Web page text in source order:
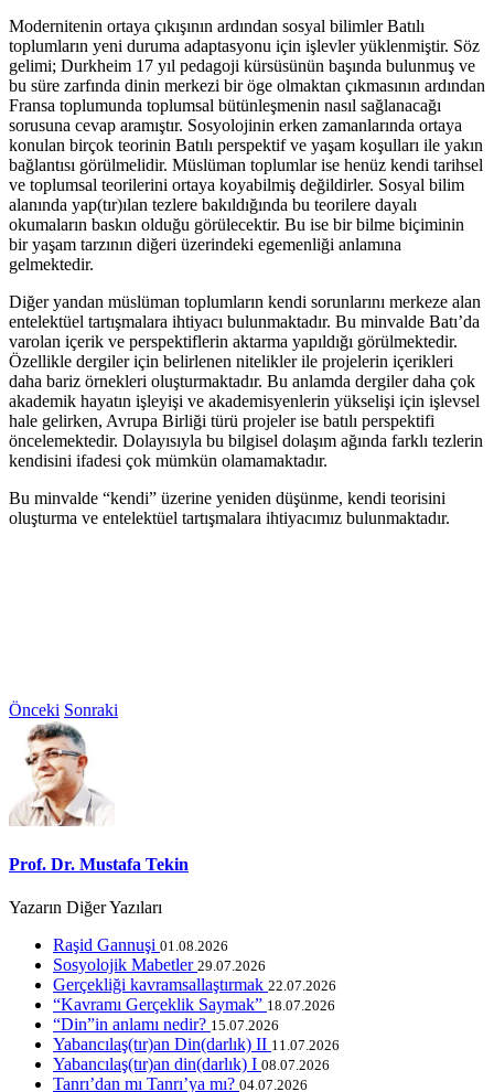
Modernitenin ortaya çıkışının ardından sosyal bilimler Batılı
toplumların yeni duruma adaptasyonu için işlevler yüklenmiştir. Söz
gelimi; Durkheim 17 yıl pedagoji kürsüsünün başında bulunmuş ve
bu süre zarfında dinin merkezi bir öge olmaktan çıkmasının ardından
Fransa toplumunda toplumsal bütünleşmenin nasıl sağlanacağı
sorusuna cevap aramıştır. Sosyolojinin erken zamanlarında ortaya
konulan birçok teorinin Batılı perspektif ve yaşam koşulları ile yakın
bağlantısı görülmelidir. Müslüman toplumlar ise henüz kendi tarihsel
ve toplumsal teorilerini ortaya koyabilmiş değildirler. Sosyal bilim
alanında yap(tır)ılan tezlere bakıldığında bu teorilere dayalı
okumaların baskın olduğu görülecektir. Bu ise bir bilme biçiminin
bir yaşam tarzının diğeri üzerindeki egemenliği anlamına
gelmektedir.
Diğer yandan müslüman toplumların kendi sorunlarını merkeze alan
entelektüel tartışmalara ihtiyacı bulunmaktadır. Bu minvalde Batı’da
varolan içerik ve perspektiflerin aktarma yapıldığı görülmektedir.
Özellikle dergiler için belirlenen nitelikler ile projelerin içerikleri
daha bariz örnekleri oluşturmaktadır. Bu anlamda dergiler daha çok
akademik hayatın işleyişi ve akademisyenlerin yükselişi için işlevsel
hale gelirken, Avrupa Birliği türü projeler ise batılı perspektifi
öncelemektedir. Dolayısıyla bu bilgisel dolaşım ağında farklı tezlerin
kendisini ifadesi çok mümkün olamamaktadır.
Bu minvalde “kendi” üzerine yeniden düşünme, kendi teorisini
oluşturma ve entelektüel tartışmalara ihtiyacımız bulunmaktadır.
Önceki Sonraki
Prof. Dr. Mustafa Tekin
Yazarın Diğer Yazıları
Raşid Gannuşi 01.08.2026
Sosyolojik Mabetler 29.07.2026
Gerçekliği kavramsallaştırmak 22.07.2026
“Kavramı Gerçeklik Saymak” 18.07.2026
“Din”in anlamı nedir? 15.07.2026
Yabancılaş(tır)an Din(darlık) II 11.07.2026
Yabancılaş(tır)an din(darlık) I 08.07.2026
Tanrı’dan mı Tanrı’ya mı? 04.07.2026